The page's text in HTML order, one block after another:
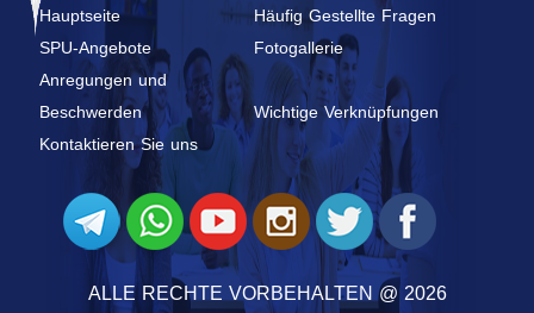
Hauptseite
Häufig Gestellte Fragen
SPU-Angebote
Fotogallerie
Anregungen und
Beschwerden
Wichtige Verknüpfungen
Kontaktieren Sie uns
ALLE RECHTE VORBEHALTEN @ 2026